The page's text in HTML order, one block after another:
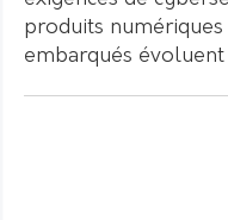
produits
embarqués